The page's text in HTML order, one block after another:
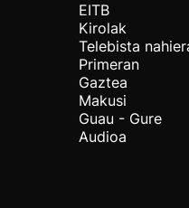
EITB
Kirolak
Telebista
Primeran
Gaztea
Makusi
Guau - Gure
Audioa